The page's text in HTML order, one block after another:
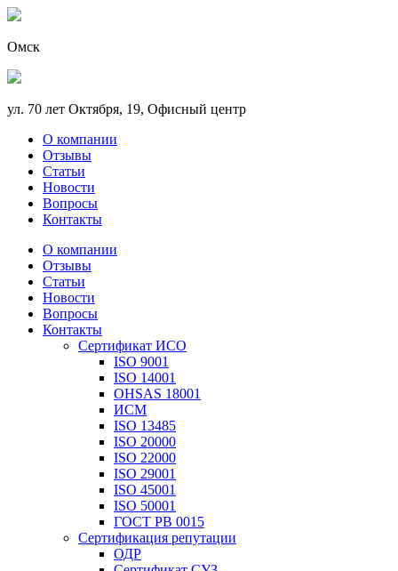
Омск
ул. 70 лет Октября, 19, Офисный центр
О компании
Отзывы
Статьи
Новости
Вопросы
Контакты
О компании
Отзывы
Статьи
Новости
Вопросы
Контакты
Сертификат ИСО
ISO 9001
ISO 14001
OHSAS 18001
ИСМ
ISO 13485
ISO 20000
ISO 22000
ISO 29001
ISO 45001
ISO 50001
ГОСТ РВ 0015
Сертификация репутации
ОДР